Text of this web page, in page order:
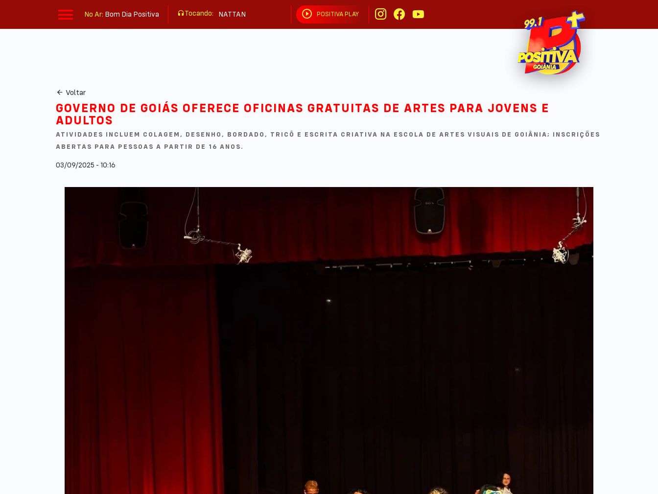
No Ar: Bom Dia Positiva Tocando:
NATTAN
APROVEITA QUE EU TÔ BRIGADO
POSITIVA PLAY
Voltar
GOVERNO DE GOIÁS OFERECE OFICINAS GRATUITAS DE ARTES PARA JOVENS E
ADULTOS
ATIVIDADES INCLUEM COLAGEM, DESENHO, BORDADO, TRICÔ E ESCRITA CRIATIVA NA ESCOLA DE ARTES VISUAIS DE GOIÂNIA; INSCRIÇÕES
ABERTAS PARA PESSOAS A PARTIR DE 16 ANOS.
03/09/2025 - 10:16